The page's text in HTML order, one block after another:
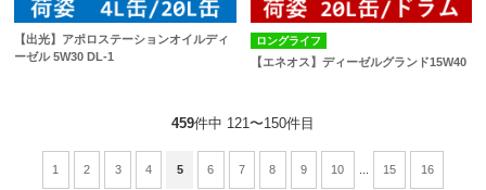
【出光】アポロステーションオイルディ
ーゼル 5W30 DL-1
ロングライフ
【エネオス】ディーゼルグランド15W40
459件中 121〜150件目
1 2 3 4 5 6 7 8 9 10 15 16